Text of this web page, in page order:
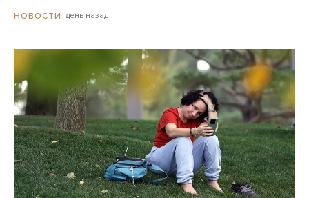
НОВОСТИ день назад